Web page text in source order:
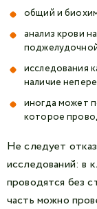
общий и
анализ крови
исследования
наличие
иногда может
которое
Не следует
исследований: в
проводятся без
часть можно